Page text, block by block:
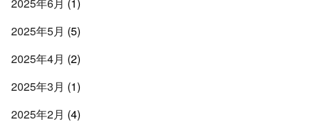
2025年5月 (5)
2025年4月 (2)
2025年3月 (1)
2025年2月 (4)